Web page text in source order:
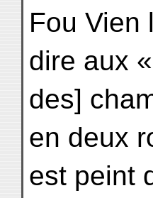
Fou Vien
dire aux
des]
en deux
est peint